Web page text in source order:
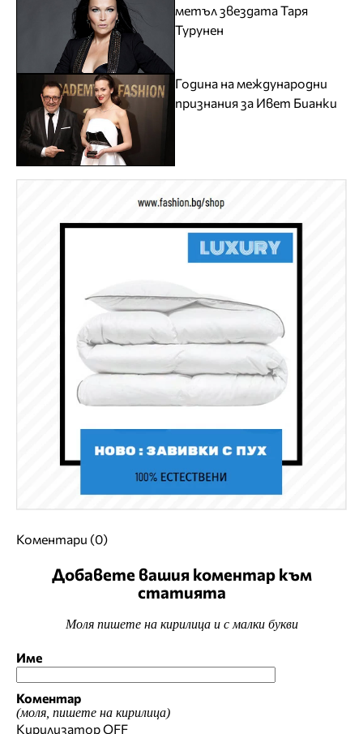
метъл звездата Таря
Турунен
Година на международни
признания за Ивет Бианки
Коментари (0)
Добавете вашия коментар към
статията
Моля пишете на кирилица и с малки букви
Име
Коментар
(моля, пишете на кирилица)
КирилизаторOFF